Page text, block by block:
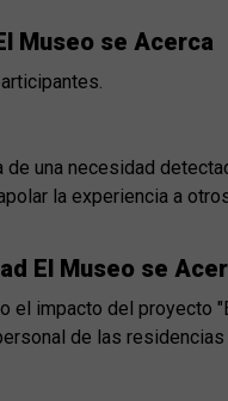
Museo se Acerca
una necesidad
la experiencia a
El Museo se
el impacto del
de las